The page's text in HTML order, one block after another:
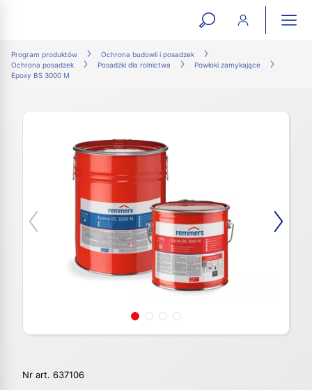
open
search
Program produktów
Ochrona budowli i posadzek
Ochrona posadzek
Posadzki dla rolnictwa
Powłoki zamykające
Epoxy BS 3000 M
Nr art. 637106